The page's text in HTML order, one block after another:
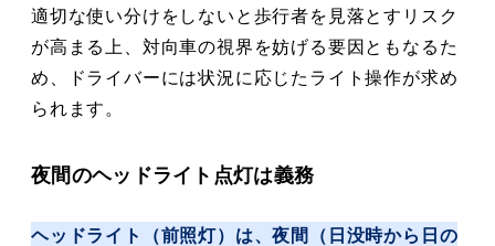
適切な使い分けをしないと歩行者を見落とすリスク
が高まる上、対向車の視界を妨げる要因ともなるた
め、ドライバーには状況に応じたライト操作が求め
られます。
夜間のヘッドライト点灯は義務
ヘッドライト（前照灯）は、夜間（日没時から日の